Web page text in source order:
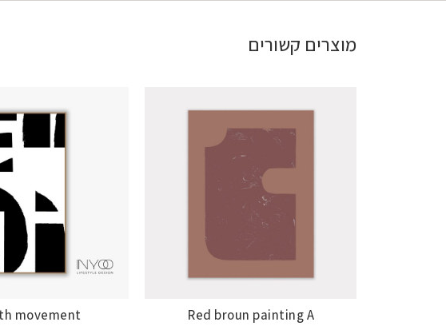
מוצרים קשורים
Red broun painting A
movement